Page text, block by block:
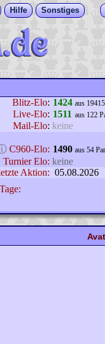
Hilfe Sonstiges
Blitz-Elo: 1424 aus
Live-Elo: 1511 aus 122
Mail-Elo: keine
C960-Elo: 1490 aus 54
Turnier Elo: keine
Aktion: 05.08.2026